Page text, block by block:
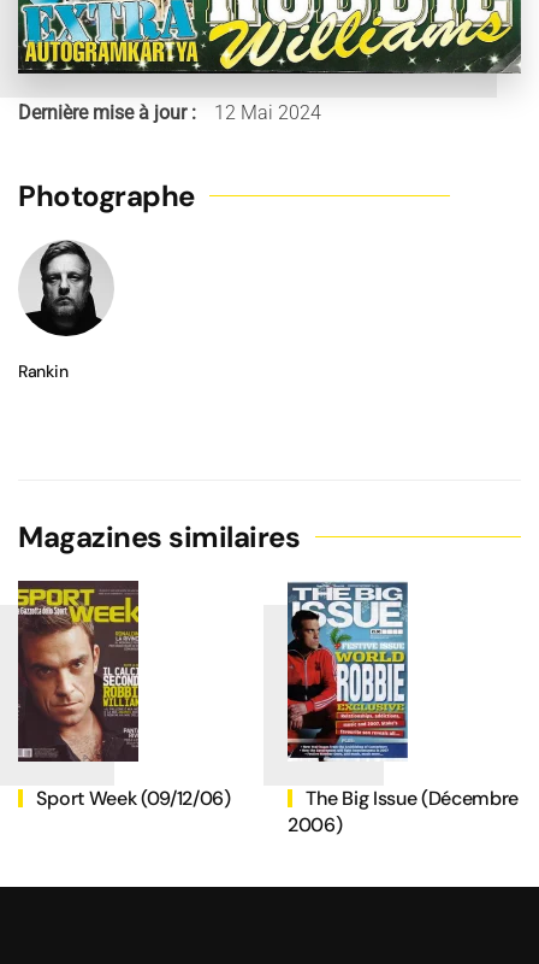
Dernière mise à jour : 12 Mai 2024
Photographe
Rankin
Magazines similaires
Sport Week (09/12/06)
The Big Issue (Décembre
2006)